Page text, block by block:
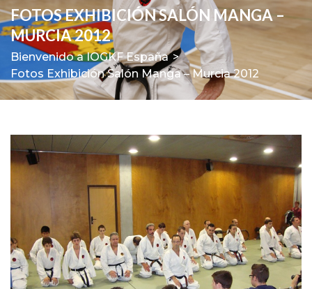
FOTOS EXHIBICIÓN SALÓN MANGA –
MURCIA 2012
Bienvenido a IOGKF España >
Fotos Exhibición Salón Manga – Murcia 2012